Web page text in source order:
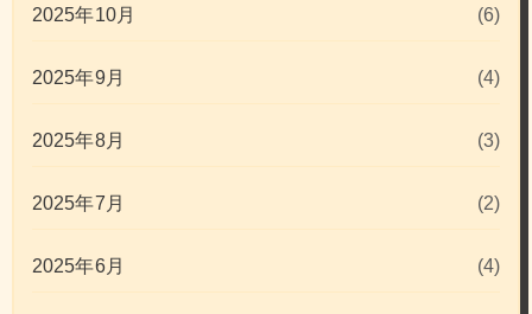
2025年10月 (6)
2025年9月 (4)
2025年8月 (3)
2025年7月 (2)
2025年6月 (4)